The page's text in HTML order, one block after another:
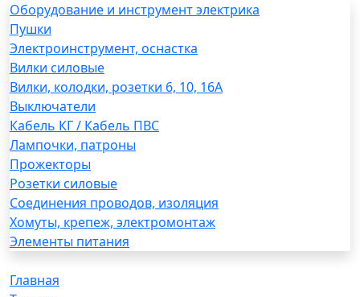
Оборудование и инструмент электрика
Пушки
Электроинструмент, оснастка
Вилки силовые
Вилки, колодки, розетки 6, 10, 16А
Выключатели
Кабель КГ / Кабель ПВС
Лампочки, патроны
Прожекторы
Розетки силовые
Соединения проводов, изоляция
Хомуты, крепеж, электромонтаж
Элементы питания
Главная